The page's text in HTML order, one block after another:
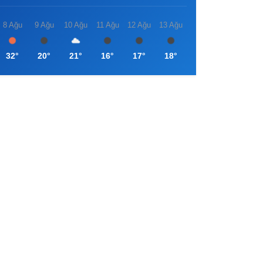
8 Ağu
32°
9 Ağu
20°
10 Ağu
21°
11 Ağu
16°
12 Ağu
17°
13 Ağu
18°